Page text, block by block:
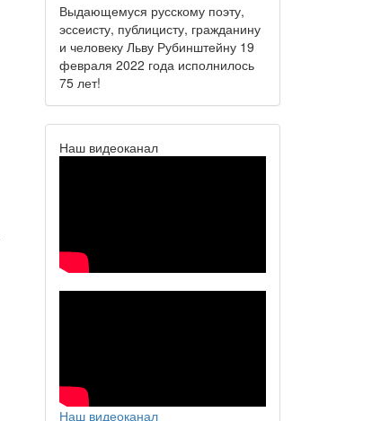
Выдающемуся русскому поэту,
эссеисту, публицисту, гражданину
и человеку Льву Рубинштейну 19
февраля 2022 года исполнилось
75 лет!
Наш видеоканал
Наш видеоканал